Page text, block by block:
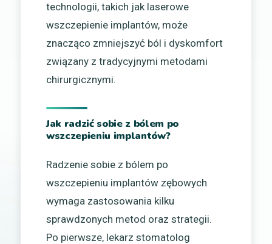
technologii, takich jak laserowe
wszczepienie implantów, może
znacząco zmniejszyć ból i dyskomfort
związany z tradycyjnymi metodami
chirurgicznymi.
Jak radzić sobie z bólem po
wszczepieniu implantów?
Radzenie sobie z bólem po
wszczepieniu implantów zębowych
wymaga zastosowania kilku
sprawdzonych metod oraz strategii.
Po pierwsze, lekarz stomatolog